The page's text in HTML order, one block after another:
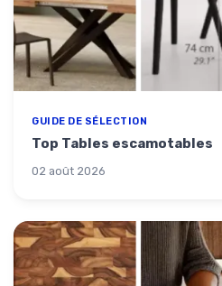
GUIDE DE SÉLECTION
Top Tables escamotables
02 août 2026